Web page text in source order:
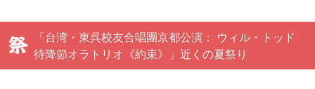
「台湾・東呉校友合唱團京都公演： ウィル・トッド
待降節オラトリオ《約束》」近くの夏祭り